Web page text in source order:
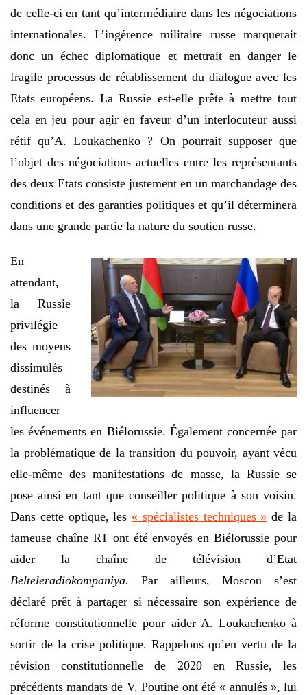
de celle-ci en tant qu’intermédiaire dans les négociations
internationales. L’ingérence militaire russe marquerait
donc un échec diplomatique et mettrait en danger le
fragile processus de rétablissement du dialogue avec les
Etats européens. La Russie est-elle prête à mettre tout
cela en jeu pour agir en faveur d’un interlocuteur aussi
rétif qu’A. Loukachenko ? On pourrait supposer que
l’objet des négociations actuelles entre les représentants
des deux Etats consiste justement en un marchandage des
conditions et des garanties politiques et qu’il déterminera
dans une grande partie la nature du soutien russe.
En
attendant,
la Russie
privilégie
des moyens
dissimulés
destinés à
influencer
les événements en Biélorussie. Également concernée par
la problématique de la transition du pouvoir, ayant vécu
elle-même des manifestations de masse, la Russie se
pose ainsi en tant que conseiller politique à son voisin.
Dans cette optique, les « spécialistes techniques » de la
fameuse chaîne RT ont été envoyés en Biélorussie pour
aider la chaîne de télévision d’Etat
Belteleradiokompaniya. Par ailleurs, Moscou s’est
déclaré prêt à partager si nécessaire son expérience de
réforme constitutionnelle pour aider A. Loukachenko à
sortir de la crise politique. Rappelons qu’en vertu de la
révision constitutionnelle de 2020 en Russie, les
précédents mandats de V. Poutine ont été « annulés », lui